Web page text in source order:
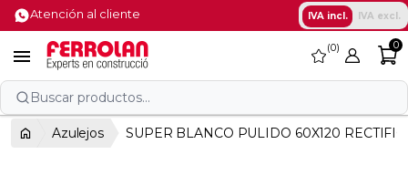
Atención al cliente IVA incl. IVA excl.
 favorite
0 0
Buscar productos...
Azulejos SUPER BLANCO PULIDO 60X120